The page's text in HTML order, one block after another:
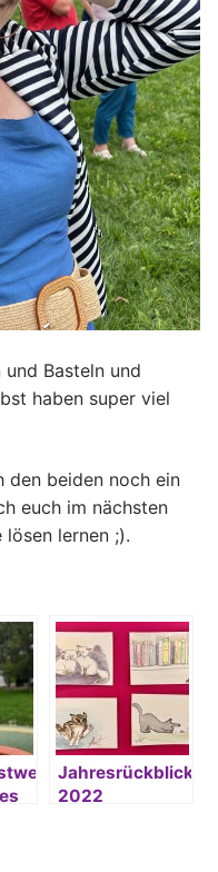
Basteln und
haben super viel
den beiden noch ein
euch im nächsten
lernen ;).
Jahresrückblick
2022